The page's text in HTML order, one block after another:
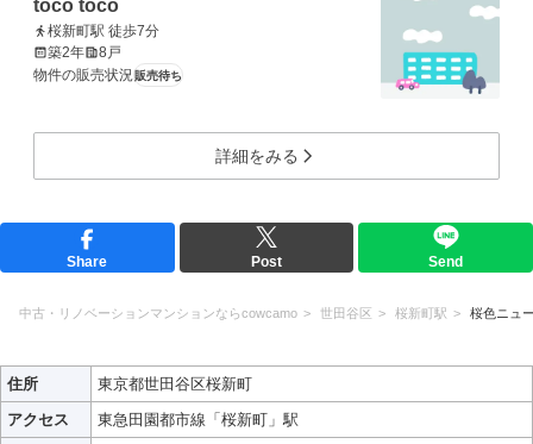
toco toco
桜新町駅 徒歩7分
築2年
8戸
物件の販売状況販売待ち
詳細をみる
Share Post Send
中古・リノベーションマンションならcowcamo 世田谷区 桜新町駅 桜色ニュ
住所
東京都世田谷区桜新町
アクセス
東急田園都市線「桜新町」駅